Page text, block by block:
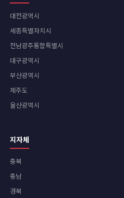
대전광역시
세종특별자치시
전남광주통합특별시
대구광역시
부산광역시
제주도
울산광역시
지자체
충북
충남
경북